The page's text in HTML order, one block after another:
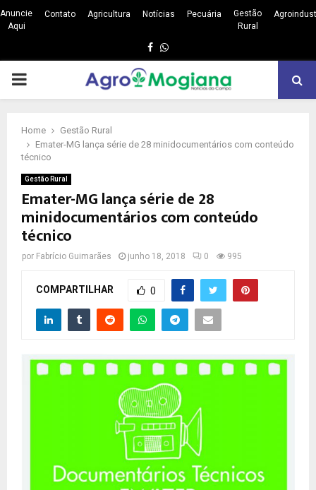
Anuncie
Aqui
Contato Agricultura Notícias Pecuária
Gestão
Rural
Facebook
Whatsapp
PRIMARY
Home
Gestão Rural
Emater-MG lança série de 28 minidocumentários com conteúdo
técnico
Gestão Rural
Emater-MG lança série de 28
minidocumentários com conteúdo
técnico
por Fabrício Guimarães junho 18, 2018 0 995
COMPARTILHAR 0